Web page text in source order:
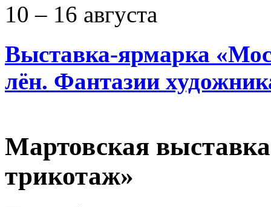
10 – 16 августа
Выставка-ярмарка
лён. Фантазии
Мартовская
трикотаж»